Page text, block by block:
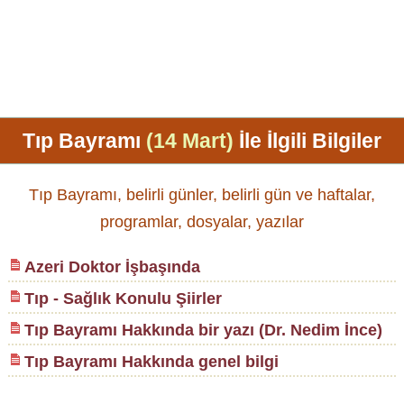
Tıp Bayramı (14 Mart) İle İlgili Bilgiler
Tıp Bayramı, belirli günler, belirli gün ve haftalar,
programlar, dosyalar, yazılar
Azeri Doktor İşbaşında
Tıp - Sağlık Konulu Şiirler
Tıp Bayramı Hakkında bir yazı (Dr. Nedim İnce)
Tıp Bayramı Hakkında genel bilgi